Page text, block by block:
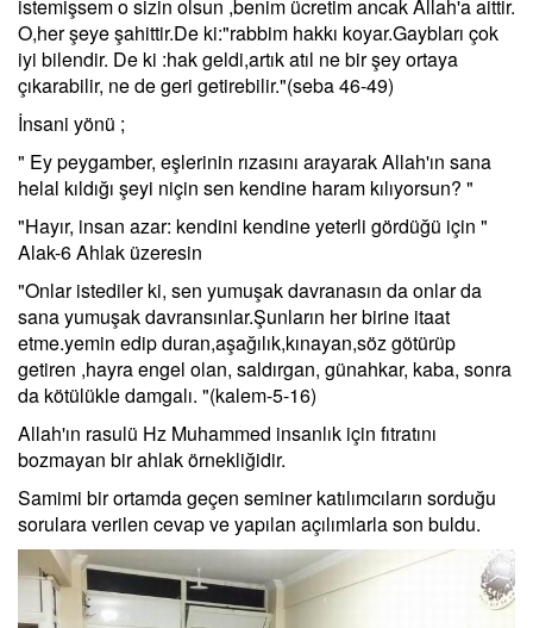
istemişsem o sizin olsun ,benim ücretim ancak Allah'a aittir.
O,her şeye şahittir.De ki:"rabbim hakkı koyar.Gaybları çok
iyi bilendir. De ki :hak geldi,artık atıl ne bir şey ortaya
çıkarabilir, ne de geri getirebilir."(seba 46-49)
İnsani yönü ;
" Ey peygamber, eşlerinin rızasını arayarak Allah'ın sana
helal kıldığı şeyi niçin sen kendine haram kılıyorsun? "
"Hayır, insan azar: kendini kendine yeterli gördüğü için "
Alak-6 Ahlak üzeresin
"Onlar istediler ki, sen yumuşak davranasın da onlar da
sana yumuşak davransınlar.Şunların her birine itaat
etme.yemin edip duran,aşağılık,kınayan,söz götürüp
getiren ,hayra engel olan, saldırgan, günahkar, kaba, sonra
da kötülükle damgalı. "(kalem-5-16)
Allah'ın rasulü Hz Muhammed insanlık için fıtratını
bozmayan bir ahlak örnekliğidir.
Samimi bir ortamda geçen seminer katılımcıların sorduğu
sorulara verilen cevap ve yapılan açılımlarla son buldu.